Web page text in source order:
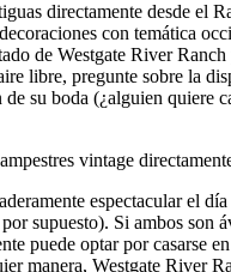
directamente desde el
con temática
de Westgate River
libre, pregunte sobre la
su boda (¿alguien quiere
espectacular el
supuesto). Si ambos
puede optar por
manera, Westgate River